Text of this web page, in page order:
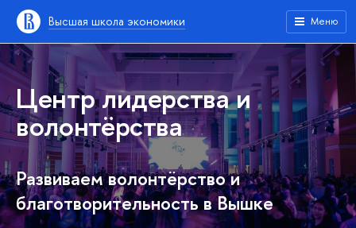
Высшая школа экономики Меню
Центр лидерства и
волонтёрства
Развиваем волонтёрство и
благотворительность в Вышке